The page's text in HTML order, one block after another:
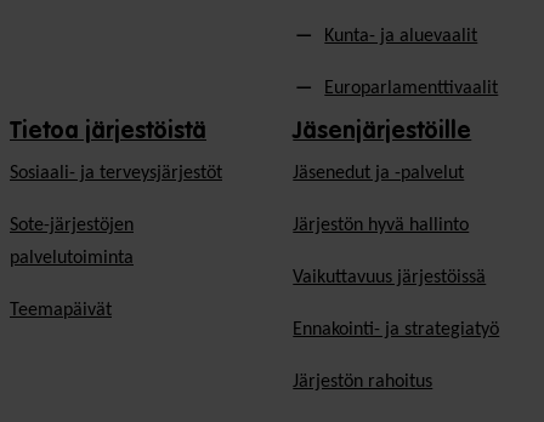
Kunta- ja aluevaalit
Europarlamenttivaalit
Tietoa järjestöistä
Sosiaali- ja terveysjärjestöt
Sote-järjestöjen
palvelutoiminta
Teemapäivät
Jäsenjärjestöille
Jäsen­edut ja -palvelut
Järjestön hyvä hallinto
Vaikuttavuus järjestöissä
Ennakointi- ja strategiatyö
Järjestön rahoitus